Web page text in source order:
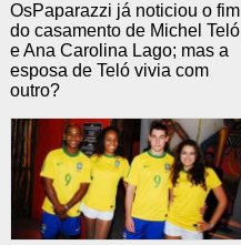
OsPaparazzi já noticiou o fim
do casamento de Michel Teló
e Ana Carolina Lago; mas a
esposa de Teló vivia com
outro?